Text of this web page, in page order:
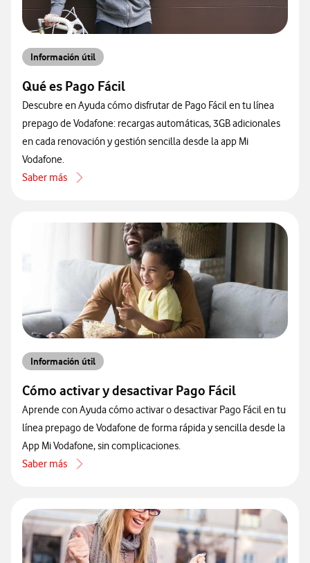
Información útil
Qué es Pago Fácil
Descubre en Ayuda cómo disfrutar de Pago Fácil en tu línea
prepago de Vodafone: recargas automáticas, 3GB adicionales
en cada renovación y gestión sencilla desde la app Mi
Vodafone.
Saber más
acerca de Qué es Pago Fácil
Información útil
Cómo activar y desactivar Pago Fácil
Aprende con Ayuda cómo activar o desactivar Pago Fácil en tu
línea prepago de Vodafone de forma rápida y sencilla desde la
App Mi Vodafone, sin complicaciones.
Saber más
acerca de Cómo activar y desactivar Pago Fácil